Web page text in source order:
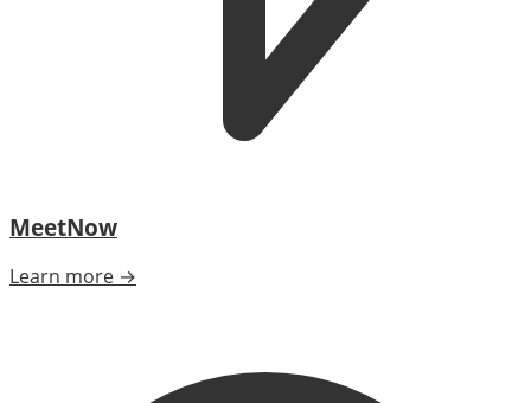
MeetNow
Learn more →